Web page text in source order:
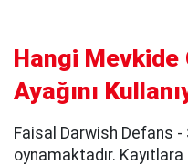
Hangi Mevkide
Ayağını
Faisal Darwish Defans
oynamaktadır.